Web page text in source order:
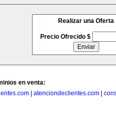
Realizar una Oferta
Precio Ofrecido $
en venta:
atenciondeclientes.com